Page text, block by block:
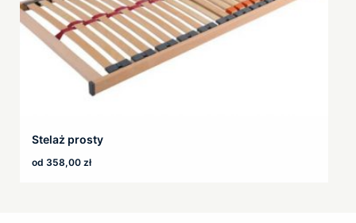
Stelaż prosty
od 358,00 zł